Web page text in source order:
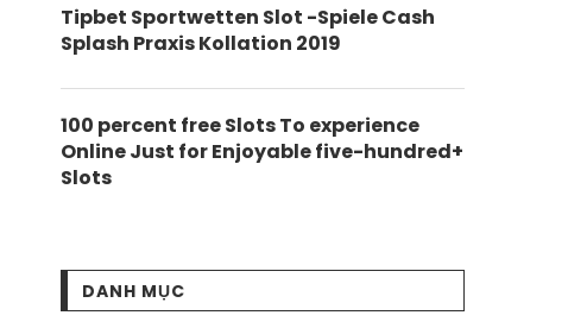
Tipbet Sportwetten Slot -Spiele Cash
Splash Praxis Kollation 2019
100 percent free Slots To experience
Online Just for Enjoyable five-hundred+
Slots
DANH MỤC